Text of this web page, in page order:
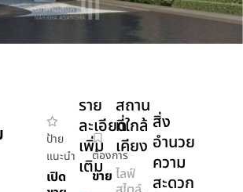
ป้าย
แนะนำ
เปิด
ต้องการ
ขาย
ราย
ละเอียด
เพิ่ม
เติม
สถาน
ที่ใกล้
เคียง
ไลฟ์
สิ่ง
อำนวย
ความ
สะดวก